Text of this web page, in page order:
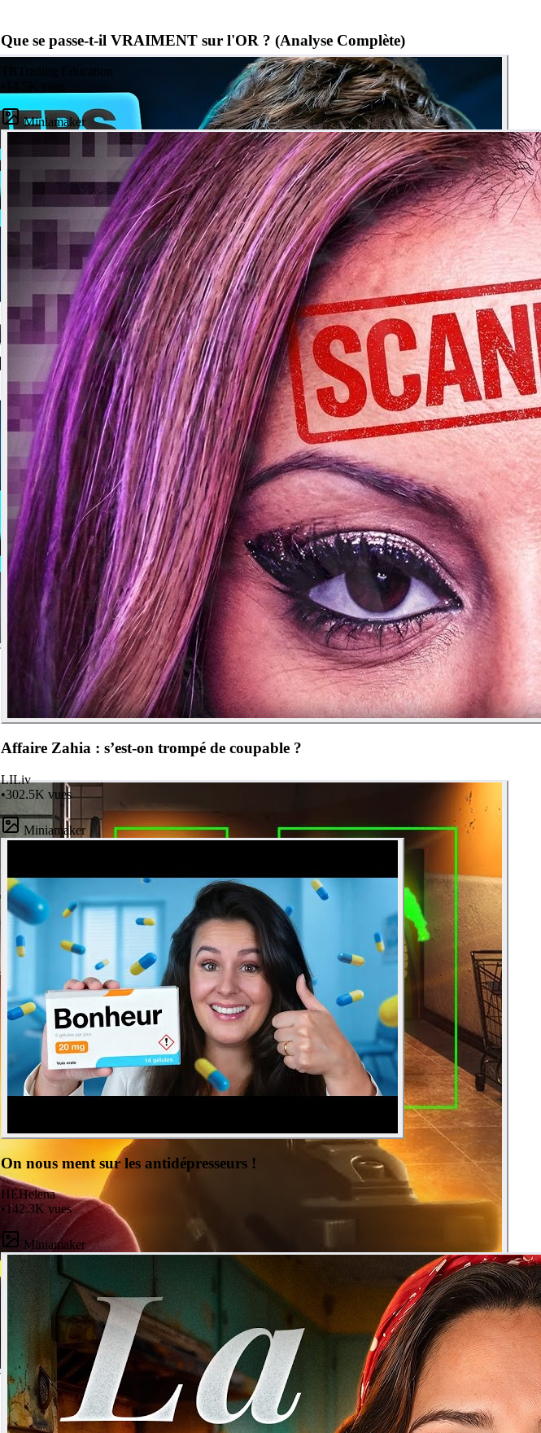
Que se passe-t-il VRAIMENT sur l'OR ? (Analyse Complète)
Trading Education
Miniamaker
Affaire Zahia : s’est-on trompé de coupable ?
LILiv
•302.5K vues
Miniamaker
On nous ment sur les antidépresseurs !
HEHelena
•142.3K vues
Miniamaker